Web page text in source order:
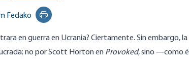
Fedako
Print this page
en guerra en Ucrania? Ciertamente. Sin embargo, la
no por Scott Horton en Provoked, sino —como él